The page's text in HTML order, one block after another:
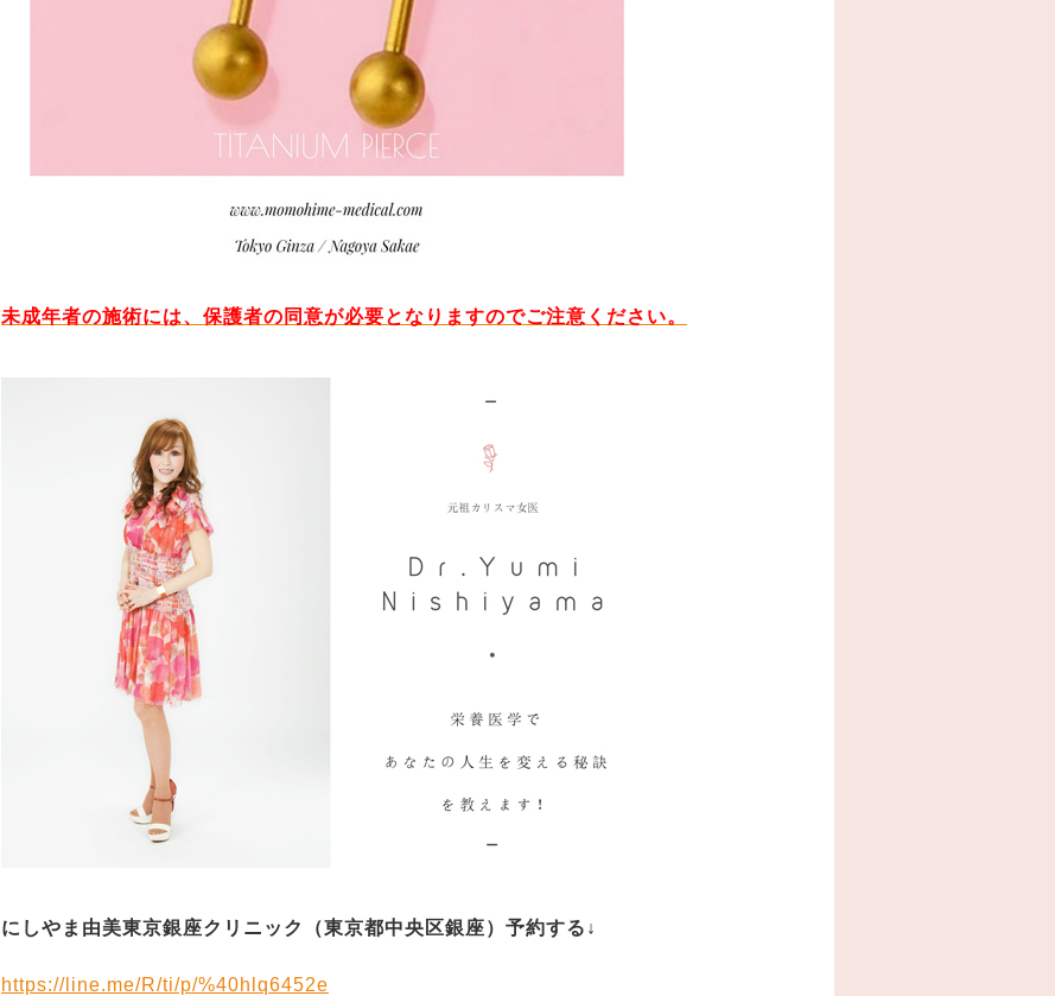
未成年者の施術には、保護者の同意が必要となりますのでご注意ください。
にしやま由美東京銀座クリニック（東京都中央区銀座）予約する ↓
https://line.me/R/ti/p/%40hlq6452e